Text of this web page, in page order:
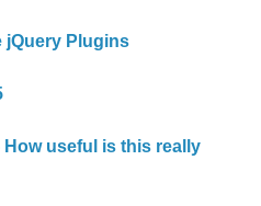
jQuery Plugins
How useful is this really